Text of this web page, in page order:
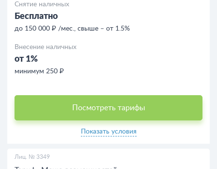
Снятие наличных
Бесплатно
до 150 000 ₽ /мес., свыше – от 1.5%
Внесение наличных
от 1%
минимум 250 ₽
Посмотреть тарифы
Показать условия
Лиц. № 3349